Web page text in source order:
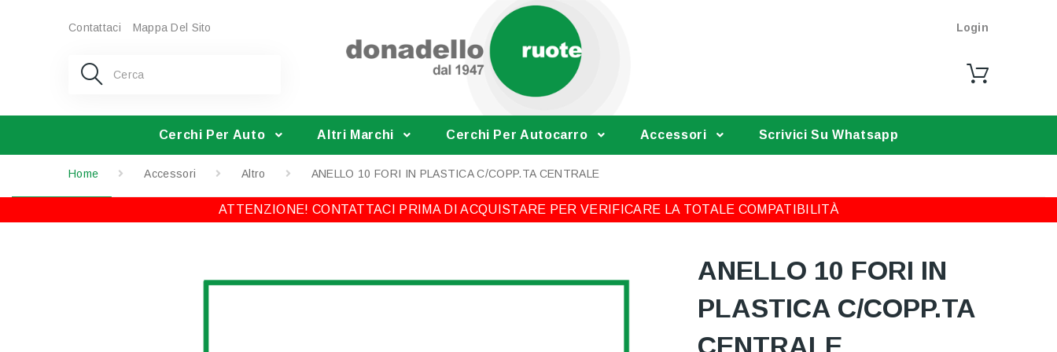
Contattaci Mappa Del Sito Login
Cerchi Per Auto Altri Marchi Cerchi Per Autocarro Accessori Scrivici Su Whatsapp
Home Accessori Altro ANELLO 10 FORI IN PLASTICA C/COPP.TA CENTRALE
ATTENZIONE! CONTATTACI PRIMA DI ACQUISTARE PER VERIFICARE LA TOTALE COMPATIBILITÀ
ANELLO 10 FORI IN
PLASTICA C/COPP.TA
CENTRALE